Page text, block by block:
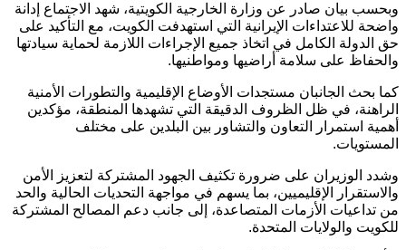
وبحسب بيان صادر عن وزارة الخارجية الكويتية، شهد الاجتماع إدانة
واضحة للاعتداءات الإيرانية التي استهدفت الكويت، مع التأكيد على
حق الدولة الكامل في اتخاذ جميع الإجراءات اللازمة لحماية سيادتها
والحفاظ على سلامة أراضيها ومواطنيها.
كما بحث الجانبان مستجدات الأوضاع الإقليمية والتطورات الأمنية
الراهنة، في ظل الظروف الدقيقة التي تشهدها المنطقة، مؤكدين
أهمية استمرار التعاون والتشاور بين البلدين على مختلف
المستويات.
وشدد الوزيران على ضرورة تكثيف الجهود المشتركة لتعزيز الأمن
والاستقرار الإقليميين، بما يسهم في مواجهة التحديات الحالية والحد
من تداعيات الأزمات المتصاعدة، إلى جانب دعم المصالح المشتركة
للكويت والولايات المتحدة.